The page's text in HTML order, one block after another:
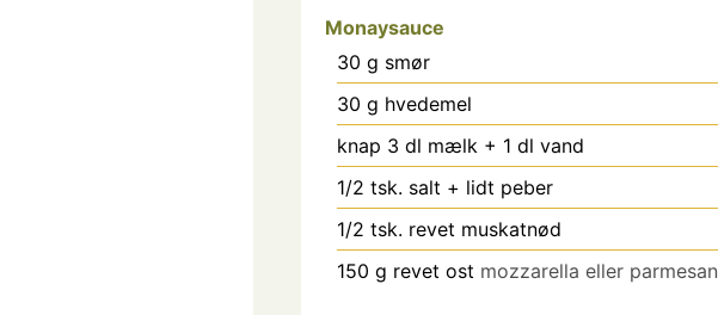
Monaysauce
30 g smør
30 g hvedemel
knap 3 dl mælk + 1 dl vand
1/2 tsk. salt + lidt peber
1/2 tsk. revet muskatnød
150 g revet ost mozzarella eller parmesan